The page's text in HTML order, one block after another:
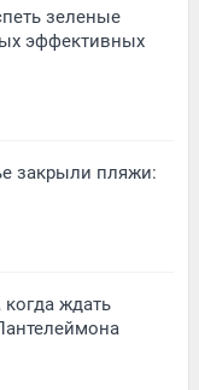
зеленые
эффективных
закрыли пляжи:
когда ждать